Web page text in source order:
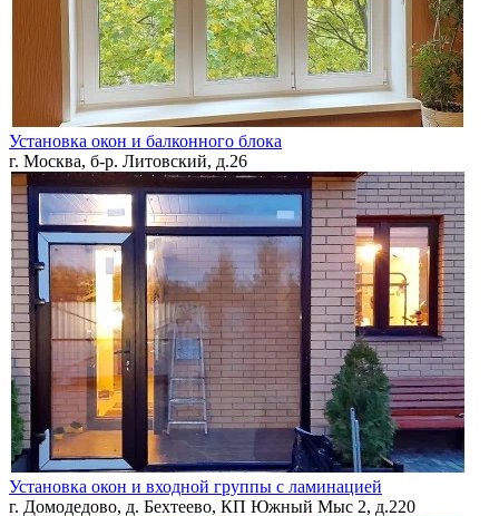
Установка окон и балконного блока
г. Москва, б-р. Литовский, д.26
Установка окон и входной группы с ламинацией
г. Домодедово, д. Бехтеево, КП Южный Мыс 2, д.220